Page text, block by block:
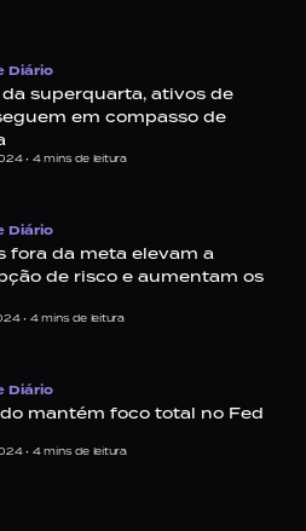
Diário
superquarta, ativos de
em compasso de
• 4 mins de leitura
Diário
fora da meta elevam a
de risco e aumentam os
• 4 mins de leitura
Diário
mantém foco total no Fed
• 4 mins de leitura